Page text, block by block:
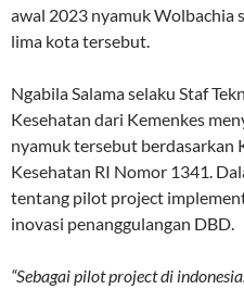
awal 2023 nyamuk Wolbachia
lima kota tersebut.
Ngabila Salama selaku Staf
Kesehatan dari Kemenkes
nyamuk tersebut berdasarkan
Kesehatan RI Nomor 1341.
tentang pilot project
inovasi penanggulangan DBD.
“Sebagai pilot project di